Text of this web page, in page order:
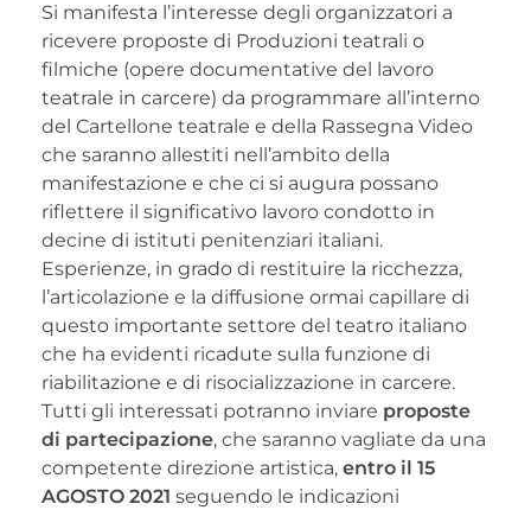
Si manifesta l’interesse degli organizzatori a
ricevere proposte di Produzioni teatrali o
filmiche (opere documentative del lavoro
teatrale in carcere) da programmare all’interno
del Cartellone teatrale e della Rassegna Video
che saranno allestiti nell’ambito della
manifestazione e che ci si augura possano
riflettere il significativo lavoro condotto in
decine di istituti penitenziari italiani.
Esperienze, in grado di restituire la ricchezza,
l’articolazione e la diffusione ormai capillare di
questo importante settore del teatro italiano
che ha evidenti ricadute sulla funzione di
riabilitazione e di risocializzazione in carcere.
Tutti gli interessati potranno inviare proposte
di partecipazione, che saranno vagliate da una
competente direzione artistica, entro il 15
AGOSTO 2021 seguendo le indicazioni